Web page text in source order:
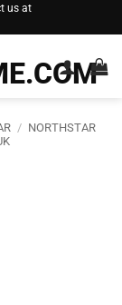
us at
/ NORTHSTAR